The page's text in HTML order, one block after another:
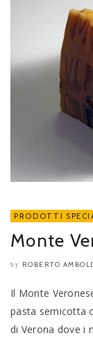
PRODOTTI
Monte
by ROBERTO
Il Monte
pasta semicotta
di Verona dove i